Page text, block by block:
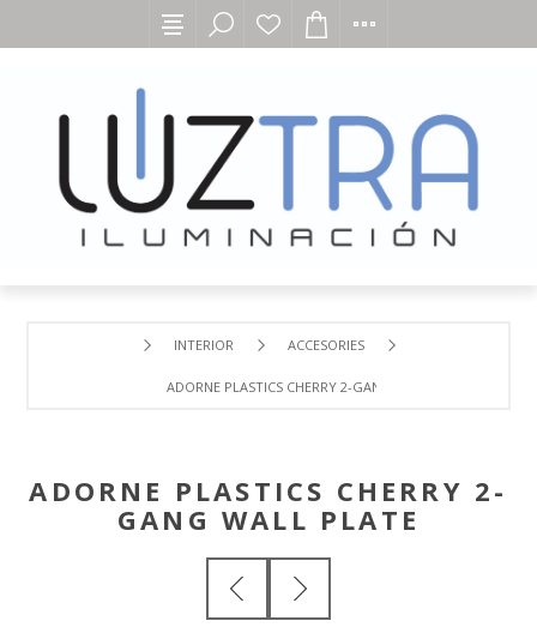
INTERIOR ACCESORIES
ADORNE PLASTICS CHERRY 2-GANG WALL PLATE
ADORNE PLASTICS CHERRY 2-
GANG WALL PLATE